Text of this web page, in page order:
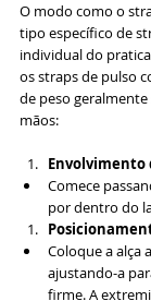
O modo como o
tipo específico de
individual do
os straps de pulso
de peso
mãos:
Envolvimento
Comece
por dentro do
Coloque a alça
ajustando-a
firme. A